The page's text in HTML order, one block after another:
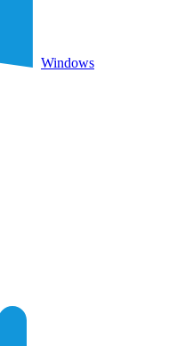
Windows